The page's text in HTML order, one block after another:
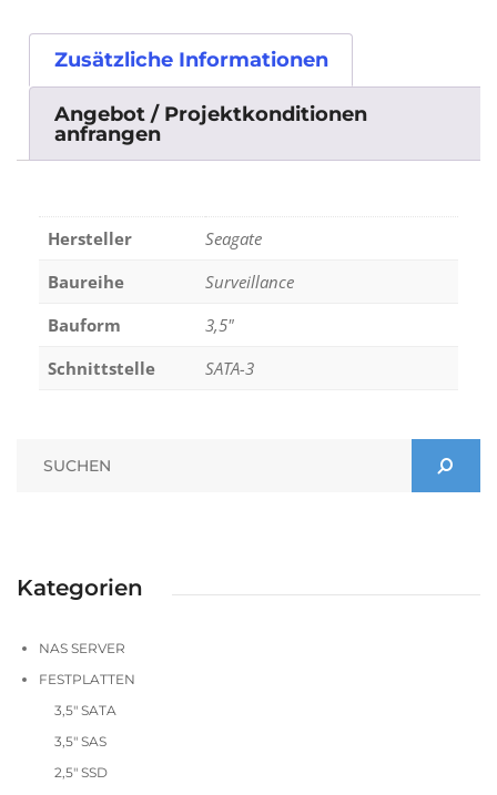
Zusätzliche Informationen
Angebot / Projektkonditionen
anfrangen
Hersteller
Seagate
Baureihe
Surveillance
Bauform
3,5"
Schnittstelle
SATA-3
Kategorien
NAS SERVER
FESTPLATTEN
3,5" SATA
3,5" SAS
2,5" SSD